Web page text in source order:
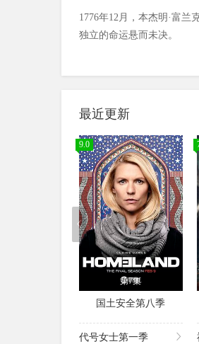
1776年12月，本杰明·富
独立的命运悬而未决。
最近更新
9.0
第7集
国土安全第八季
代号女士第一季